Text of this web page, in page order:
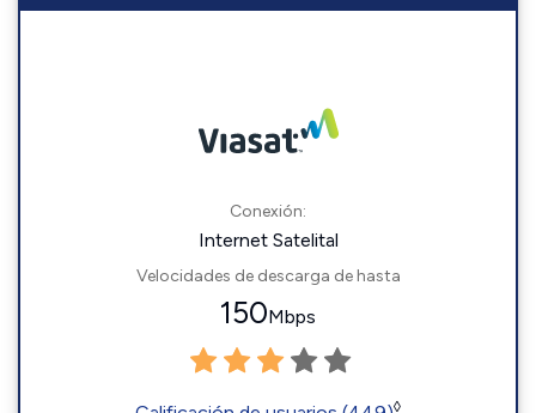
Conexión:
Internet Satelital
Velocidades de descarga de hasta
150Mbps
◊